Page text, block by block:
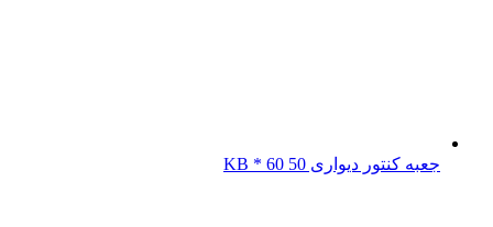
جعبه کنتور دیواری KB * 60 50